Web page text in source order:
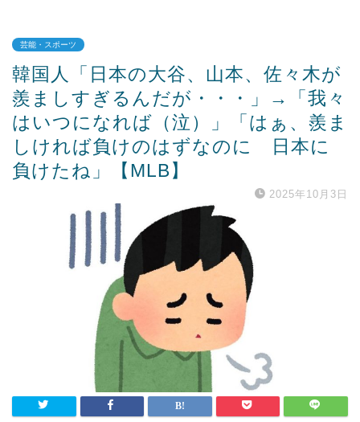
Powered by livedoor 相互RSS
芸能・スポーツ
韓国人「日本の大谷、山本、佐々木が
羨ましすぎるんだが・・・」→「我々
はいつになれば（泣）」「はぁ、羨ま
しければ負けのはずなのに 日本に
負けたね」【MLB】
2025年10月3日